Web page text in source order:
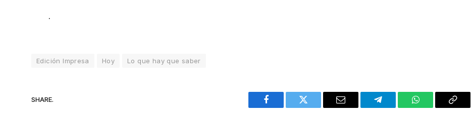
.
Edición Impresa Hoy Lo que hay que saber
SHARE.
Facebook Twitter Email Telegram WhatsAppCopy